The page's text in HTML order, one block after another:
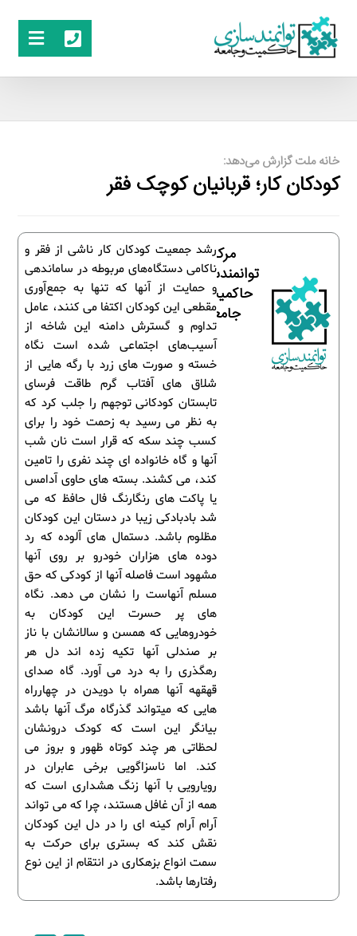
خانه ملت گزارش می‌دهد:
کودکان کار؛ قربانیان کوچک فقر
رشد جمعیت کودکان کار ناشی از فقر و
ناکامی دستگاه‌های مربوطه در ساماندهی
و حمایت از آنها که تنها به جمع‌آوری
مقطعی این کودکان اکتفا می کنند، عامل
تداوم و گسترش دامنه این شاخه از
آسیب‌های اجتماعی شده است نگاه
خسته و صورت های زرد با رگه هایی از
شلاق های آفتاب گرم طاقت فرسای
تابستان کودکانی توجهم را جلب کرد که
به نظر می رسید به زحمت خود را برای
کسب چند سکه که قرار است نان شب
آنها و گاه خانواده ای چند نفری را تامین
کند، می کشند. بسته های حاوی آدامس
یا پاکت های رنگارنگ فال حافظ که می
شد بادبادکی زیبا در دستان این کودکان
مظلوم باشد. دستمال های آلوده که رد
دوده های هزاران خودرو بر روی آنها
مشهود است فاصله آنها از کودکی که حق
مسلم آنهاست را نشان می دهد. نگاه
های پر حسرت این کودکان به
خودروهایی که همسن و سالانشان با ناز
بر صندلی آنها تکیه زده اند دل هر
رهگذری را به درد می آورد. گاه صدای
قهقهه آنها همراه با دویدن در چهارراه
هایی که میتواند گذرگاه مرگ آنها باشد
بیانگر این است که کودک درونشان
لحظاتی هر چند کوتاه ظهور و بروز می
کند. اما ناسزاگویی برخی عابران در
رویارویی با آنها زنگ هشداری است که
همه از آن غافل هستند، چرا که می تواند
آرام آرام کینه ای را در دل این کودکان
نقش کند که بستری برای حرکت به
سمت انواع بزهکاری در انتقام از این نوع
رفتارها باشد.
مرکز
توانمندسازی
حاکمیت و
جامعه